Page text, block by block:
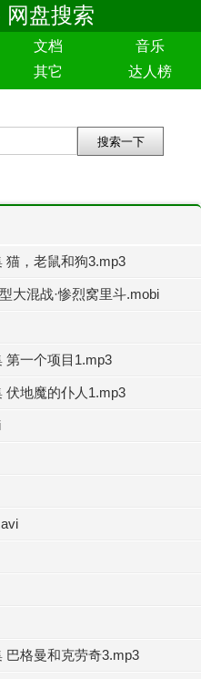
网盘搜索
文档
音乐
其它 达人榜
猫，老鼠和狗3.mp3
大混战·惨烈窝里斗.mobi
第一个项目1.mp3
伏地魔的仆人1.mp3
巴格曼和克劳奇3.mp3